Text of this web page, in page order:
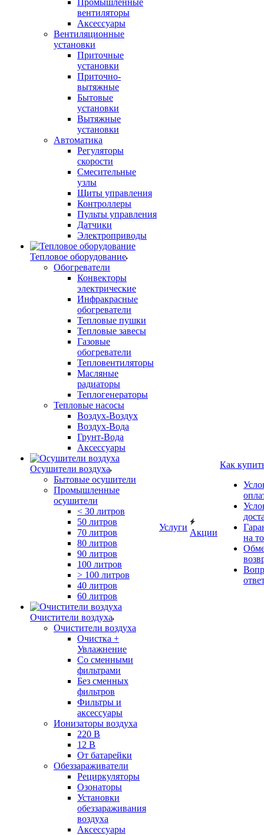
Промышленные
вентиляторы
Аксессуары
Вентиляционные
установки
Приточные
установки
Приточно-
вытяжные
Бытовые
установки
Вытяжные
установки
Автоматика
Регуляторы
скорости
Смесительные
узлы
Щиты управления
Контроллеры
Пульты управления
Датчики
Электроприводы
Тепловое оборудование
Обогреватели
Конвекторы
электрические
Инфракрасные
обогреватели
Тепловые пушки
Тепловые завесы
Газовые
обогреватели
Тепловентиляторы
Масляные
радиаторы
Теплогенераторы
Тепловые насосы
Воздух-Воздух
Воздух-Вода
Грунт-Вода
Аксессуары
Осушители воздуха
Бытовые осушители
Промышленные
осушители
< 30 литров
50 литров
70 литров
80 литров
90 литров
100 литров
> 100 литров
40 литров
60 литров
Очистители воздуха
Очистители воздуха
Очистка +
Увлажнение
Cо сменными
фильтрами
Без сменных
фильтров
Фильтры и
аксессуары
Ионизаторы воздуха
220 В
12 В
От батарейки
Обеззараживатели
Рециркуляторы
Озонаторы
Установки
обеззараживания
воздуха
Аксессуары
Услуги
Акции
Как
на